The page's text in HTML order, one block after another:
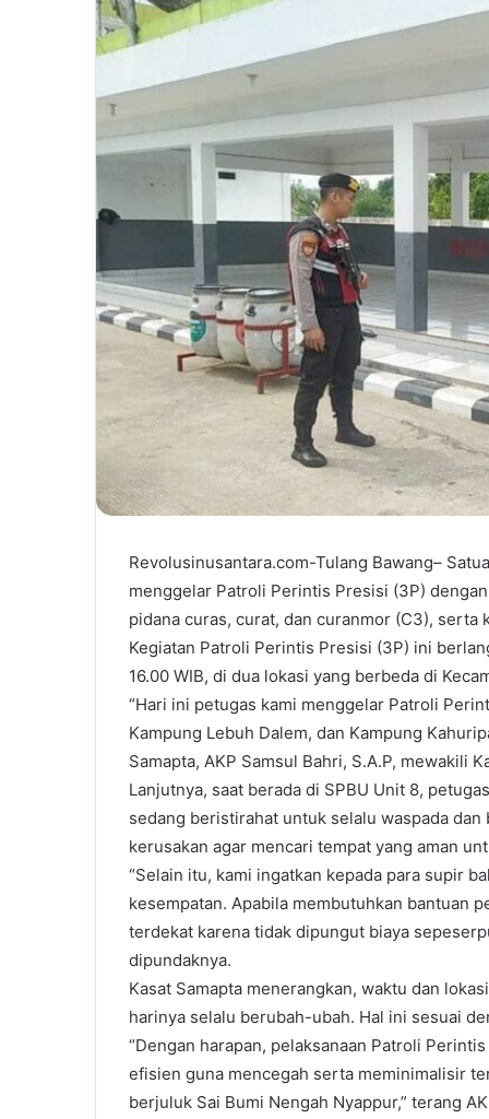
Revolusinusantara.com-Tulang Bawang–
menggelar Patroli Perintis Presisi (3P)
pidana curas, curat, dan curanmor (C3), serta
Kegiatan Patroli Perintis Presisi (3P) ini
16.00 WIB, di dua lokasi yang berbeda di
“Hari ini petugas kami menggelar Patroli
Kampung Lebuh Dalem, dan Kampung
Samapta, AKP Samsul Bahri, S.A.P, mewakili
Lanjutnya, saat berada di SPBU Unit 8,
sedang beristirahat untuk selalu waspada
kerusakan agar mencari tempat yang aman
“Selain itu, kami ingatkan kepada para supir
kesempatan. Apabila membutuhkan bantuan
terdekat karena tidak dipungut biaya
dipundaknya.
Kasat Samapta menerangkan, waktu dan
harinya selalu berubah-ubah. Hal ini sesuai
“Dengan harapan, pelaksanaan Patroli
efisien guna mencegah serta meminimalisir
berjuluk Sai Bumi Nengah Nyappur,” terang